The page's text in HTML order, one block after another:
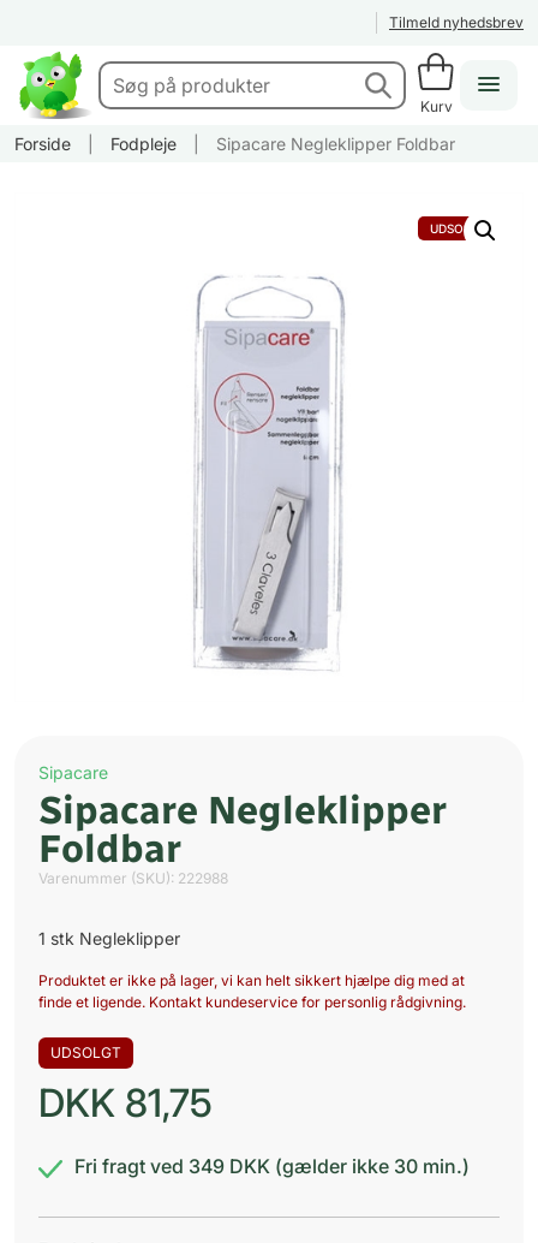
Tilmeld nyhedsbrev
Kurv
Forside Fodpleje Sipacare Negleklipper Foldbar
UDSOLGT
Sipacare
Sipacare Negleklipper
Foldbar
Varenummer (SKU): 222988
1 stk Negleklipper
Produktet er ikke på lager, vi kan helt sikkert hjælpe dig med at
finde et ligende. Kontakt kundeservice for personlig rådgivning.
UDSOLGT
DKK 81,75
Fri fragt ved 349 DKK (gælder ikke 30 min.)